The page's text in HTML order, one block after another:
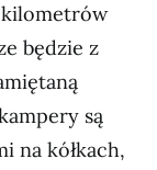
kilometrów
będzie z
są
na kółkach,